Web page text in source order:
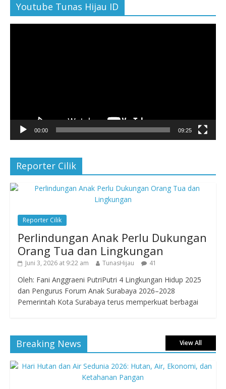
Youtube Tunas Hijau ID
00:00 09:25
Reporter Cilik
Reporter Cilik
Perlindungan Anak Perlu Dukungan
Orang Tua dan Lingkungan
Juni 3, 2026 at 9:22 am TunasHijau 41
Oleh: Fani Anggraeni PutriPutri 4 Lingkungan Hidup 2025
dan Pengurus Forum Anak Surabaya 2026–2028
Pemerintah Kota Surabaya terus memperkuat berbagai
Breaking News View All